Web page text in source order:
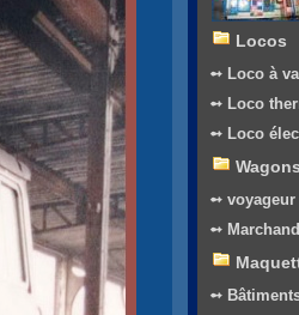
Locos
➻ Loco à
➻ Loco
➻ Loco
➻ voyageur
➻
➻